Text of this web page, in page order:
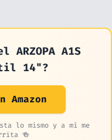
A1S
14"?
Amazon
lo mismo y a mí me
🍻